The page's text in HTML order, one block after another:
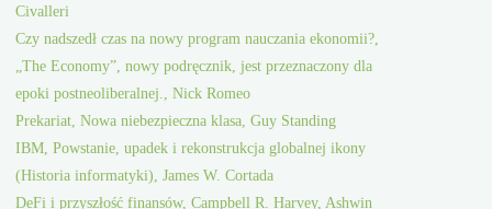
Civalleri
Czy nadszedł czas na nowy program nauczania ekonomii?,
„The Economy”, nowy podręcznik, jest przeznaczony dla
epoki postneoliberalnej., Nick Romeo
Prekariat, Nowa niebezpieczna klasa, Guy Standing
IBM, Powstanie, upadek i rekonstrukcja globalnej ikony
(Historia informatyki), James W. Cortada
DeFi i przyszłość finansów, Campbell R. Harvey, Ashwin